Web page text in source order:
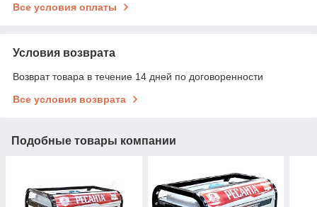
Все условия оплаты
Условия возврата
Возврат товара в течение 14 дней по договоренности
Все условия возврата
Подобные товары компании